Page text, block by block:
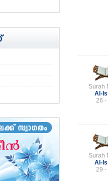
Surah
Al-
26 -
Surah
Al-
29 -